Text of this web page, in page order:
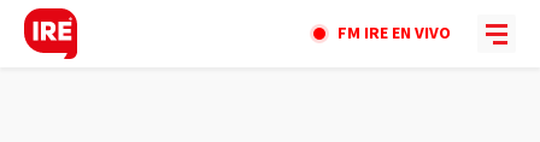
FM IRE EN VIVO